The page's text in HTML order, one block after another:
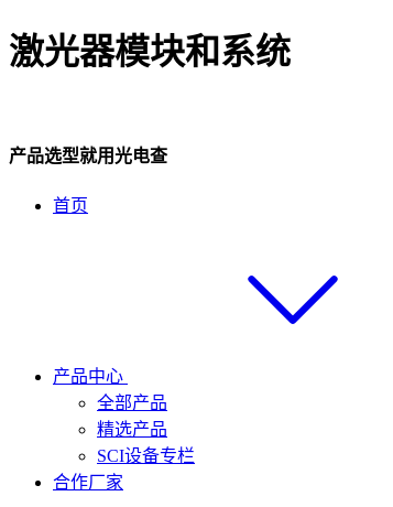
激光器模块和系统
产品选型就用光电查
首页
产品中心
全部产品
精选产品
SCI设备专栏
合作厂家